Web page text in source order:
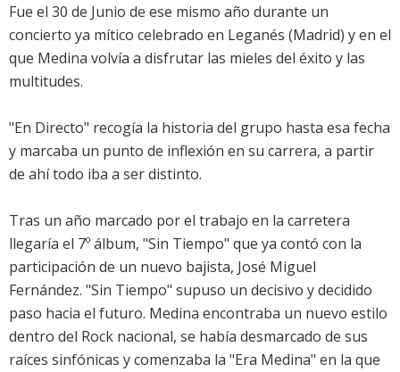
Fue el 30 de Junio de ese mismo año durante un
concierto ya mítico celebrado en Leganés (Madrid) y en el
que Medina volvía a disfrutar las mieles del éxito y las
multitudes.
"En Directo" recogía la historia del grupo hasta esa fecha
y marcaba un punto de inflexión en su carrera, a partir
de ahí todo iba a ser distinto.
Tras un año marcado por el trabajo en la carretera
llegaría el 7º álbum, "Sin Tiempo" que ya contó con la
participación de un nuevo bajista, José Miguel
Fernández. "Sin Tiempo" supuso un decisivo y decidido
paso hacia el futuro. Medina encontraba un nuevo estilo
dentro del Rock nacional, se había desmarcado de sus
raíces sinfónicas y comenzaba la "Era Medina" en la que